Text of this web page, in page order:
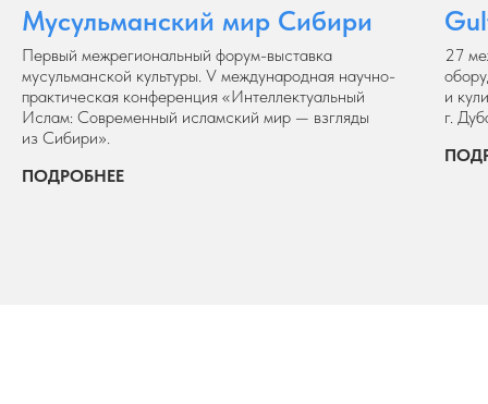
Мусульманский мир Сибири
Первый межрегиональный форум-выставка
мусульманской культуры. V международная научно-
практическая конференция «Интеллектуальный
Ислам: Современный исламский мир — взгляды
из Сибири».
ПОДРОБНЕЕ
27
и
г.